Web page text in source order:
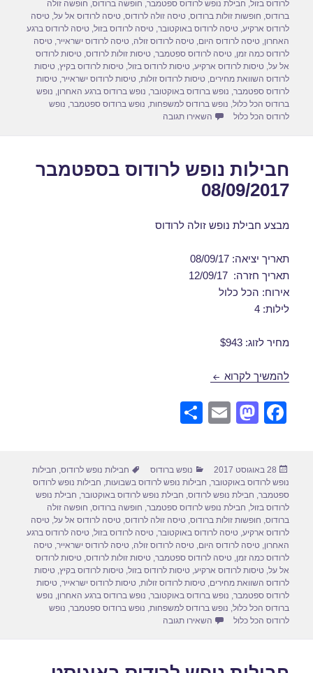
o
o
k
o
n
לרודוס בזול, חבילת נופש לרודוס ספטמבר, חופשה ברודוס, חופשה זולה
ברודוס, חופשות זולות ברודוס,טיסה זולה לרודוס,טיסה לרודוס אל על,טיסה
לרודוס ארקיע,טיסה לרודוס באוקטובר,טיסה לרודוס בזול,טיסה לרודוס ברגע
האחרון,טיסה לרודוס היום,טיסה לרודוס זולה,טיסה לרודוס ישראייר,טיסה
לרודוס כמה זמן,טיסה לרודוס ספטמבר,טיסות זולות לרודוס,טיסות לרודוס
אל על,טיסות לרודוס ארקיע,טיסות לרודוס בזול,טיסות לרודוס בקיץ,טיסות
לרודוס השוואת מחירים,טיסות לרודוס זולות,טיסות לרודוס ישראייר,טיסות
לרודוס ספטמבר, נופש ברודוס באוקטובר, נופש ברודוס ברגע האחרון, נופש
ברודוס הכל כלול, נופש ברודוס למשפחות, נופש ברודוס ספטמבר, נופש
לרודוס הכל כלול
השאירו תגובה
חבילות נופש לרודוס בספטמבר
08/09/2017
מבצע חבילת נופש זולה לרודוס
תאריך יציאה: 08/09/17
תאריך חזרה: 12/09/17
אירוח: הכל כלול
לילות: 4
מחיר לזוג: $943
להמשיך לקרוא חבילות נופש לרודוס בספטמבר 08/09/2017
F
e
b
o
o
k
M
o
d
o
n
E
e
פורסם
בתאריך
28 באוגוסט 2017 קטגוריות
נופש ברודוס תגיות
חבילות נופש לרודוס חבילות
נופש לרודוס באוקטובר חבילות נופש לרודוס בשבועות חבילות נופש לרודוס
ספטמבר חבילת נופש לרודוס חבילת נופש לרודוס באוקטובר חבילת נופש
לרודוס בזול חבילת נופש לרודוס ספטמבר חופשה ברודוס חופשה זולה
ברודוס חופשות זולות ברודוס ,טיסה זולה לרודוס ,טיסה לרודוס אל על ,טיסה
לרודוס ארקיע ,טיסה לרודוס באוקטובר ,טיסה לרודוס בזול ,טיסה לרודוס ברגע
האחרון ,טיסה לרודוס היום ,טיסה לרודוס זולה ,טיסה לרודוס ישראייר ,טיסה
לרודוס כמה זמן ,טיסה לרודוס ספטמבר ,טיסות זולות לרודוס ,טיסות לרודוס
אל על ,טיסות לרודוס ארקיע ,טיסות לרודוס בזול ,טיסות לרודוס בקיץ ,טיסות
לרודוס השוואת מחירים ,טיסות לרודוס זולות ,טיסות לרודוס ישראייר ,טיסות
לרודוס ספטמבר נופש ברודוס באוקטובר נופש ברודוס ברגע האחרון נופש
ברודוס הכל כלול נופש ברודוס למשפחות נופש ברודוס ספטמבר נופש
לרודוס הכל כלול
השאירו תגובה